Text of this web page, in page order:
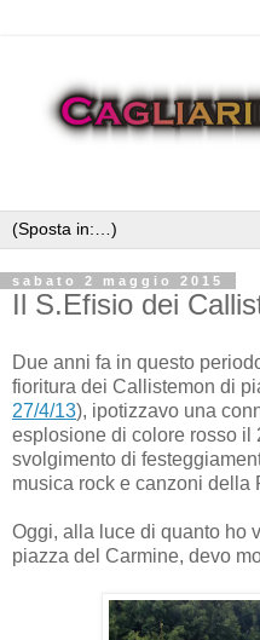
sabato 2 maggio 2015
Il S.Efisio dei
Due anni fa in questo
fioritura dei Callistemon di
27/4/13), ipotizzavo una
esplosione di colore rosso il
svolgimento di
musica rock e canzoni della
Oggi, alla luce di quanto ho
piazza del Carmine, devo